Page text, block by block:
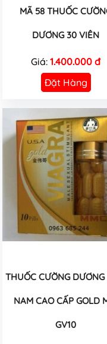
MÃ 58 THUỐC
DƯƠNG 30 VIÊN
Giá: 1.400.000 đ
Đặt Hàng
THUỐC CƯỜNG DƯƠNG
NAM CAO CẤP GOLD
GV10